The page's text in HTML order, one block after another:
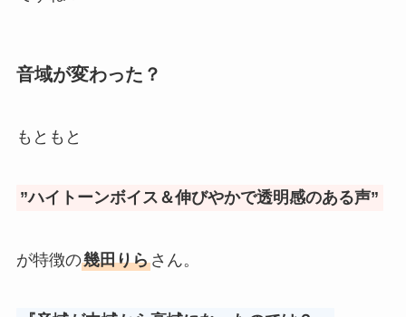
音域が変わった？
もともと
”ハイトーンボイス＆伸びやかで透明感のある声”
が特徴の幾田りらさん。